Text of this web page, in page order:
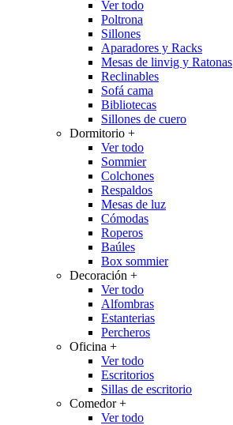
Ver todo
Poltrona
Sillones
Aparadores y Racks
Mesas de linvig y Ratonas
Reclinables
Sofá cama
Bibliotecas
Sillones de cuero
Dormitorio +
Ver todo
Sommier
Colchones
Respaldos
Mesas de luz
Cómodas
Roperos
Baúles
Box sommier
Decoración +
Ver todo
Alfombras
Estanterias
Percheros
Oficina +
Ver todo
Escritorios
Sillas de escritorio
Comedor+
Ver todo